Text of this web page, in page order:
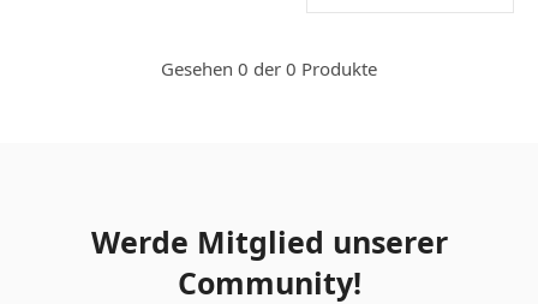
Gesehen 0 der 0 Produkte
Werde Mitglied unserer
Community!